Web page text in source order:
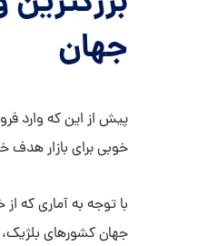
جهان
پیش از این که وارد
خوبی برای بازار هدف
با توجه به آماری که
جهان کشورهای بلژیک،